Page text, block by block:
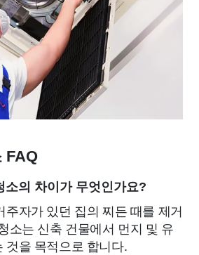
FAQ
소의 차이가 무엇인가요?
주자가 있던 집의 찌든 때를 제거
소는 신축 건물에서 먼지 및 유
것을 목적으로 합니다.